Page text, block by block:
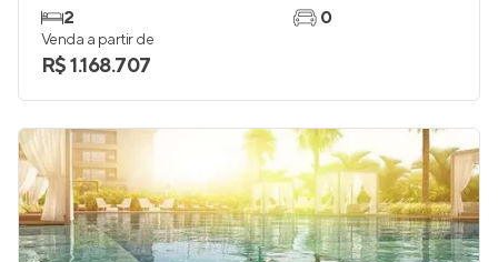
2
0
Venda a partir de
R$ 1.168.707